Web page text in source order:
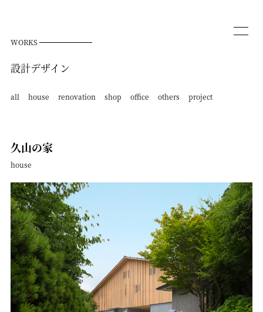
WORKS
設計デザイン
all house renovation shop office others project
久山の家
house